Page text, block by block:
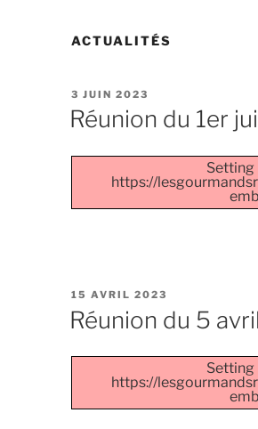
ACTUALITÉS
PUBLIÉ
LE
3 JUIN 2023
Réunion du 1er
Setting
https://
PUBLIÉ
15 AVRIL 2023
Réunion du 5
Setting
https://